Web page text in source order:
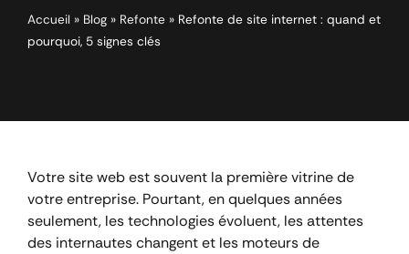
Accueil » Blog » Refonte » Refonte de site internet : quand et
pourquoi, 5 signes clés
Votre site web est souvent la première vitrine de
votre entreprise. Pourtant, en quelques années
seulement, les technologies évoluent, les attentes
des internautes changent et les moteurs de